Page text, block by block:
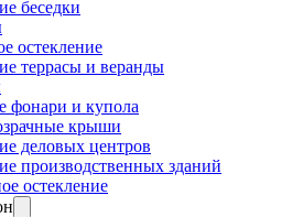
беседки
остекление
террасы и веранды
фонари и купола
крыши
деловых центров
производственных зданий
остекление